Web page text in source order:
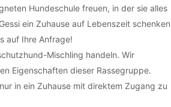
Hundeschule freuen, in der sie alles
ein Zuhause auf Lebenszeit schenken
auf Ihre Anfrage!
Mischling handeln. Wir
Eigenschaften dieser Rassegruppe.
in ein Zuhause mit direktem Zugang zu